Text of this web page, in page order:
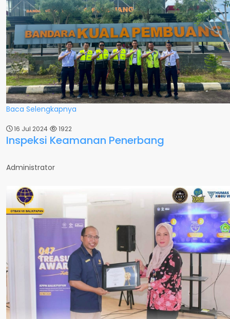
Baca Selengkapnya
16 Jul 2024 1922
Inspeksi Keamanan Penerbang
Administrator